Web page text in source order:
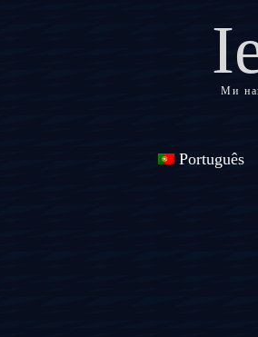
Ми
Português